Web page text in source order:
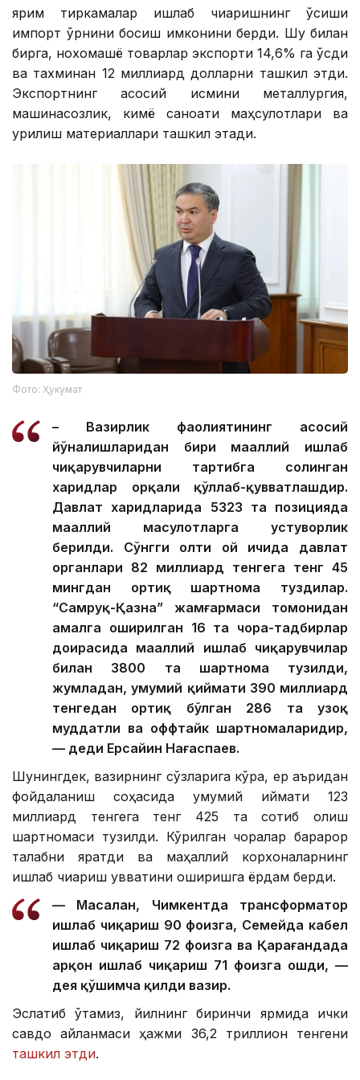
ярим тиркамалар ишлаб чиқаришнинг ўсиши
импорт ўрнини босиш имконини берди. Шу билан
бирга, нохомашё товарлар экспорти 14,6% га ўсди
ва тахминан 12 миллиард долларни ташкил этди.
Экспортнинг асосий қисмини металлургия,
машинасозлик, кимё саноати маҳсулотлари ва
қурилиш материаллари ташкил этади.
Фото: Ҳукумат
– Вазирлик фаолиятининг асосий
йўналишларидан бири маҳаллий ишлаб
чиқарувчиларни тартибга солинган
харидлар орқали қўллаб-қувватлашдир.
Давлат харидларида 5323 та позицияда
маҳаллий маҳсулотларга устуворлик
берилди. Сўнгги олти ой ичида давлат
органлари 82 миллиард тенгега тенг 45
мингдан ортиқ шартнома туздилар.
“Самруқ-Қазна” жамғармаси томонидан
амалга оширилган 16 та чора-тадбирлар
доирасида маҳаллий ишлаб чиқарувчилар
билан 3800 та шартнома тузилди,
жумладан, умумий қиймати 390 миллиард
тенгедан ортиқ бўлган 286 та узоқ
муддатли ва оффтайк шартномаларидир,
— деди Ерсайин Нағаспаев.
Шунингдек, вазирнинг сўзларига кўра, ер қаъридан
фойдаланиш соҳасида умумий қиймати 123
миллиард тенгега тенг 425 та сотиб олиш
шартномаси тузилди. Кўрилган чоралар барқарор
талабни яратди ва маҳаллий корхоналарнинг
ишлаб чиқариш қувватини оширишга ёрдам берди.
— Масалан, Чимкентда трансформатор
ишлаб чиқариш 90 фоизга, Семейда кабел
ишлаб чиқариш 72 фоизга ва Қарағандада
арқон ишлаб чиқариш 71 фоизга ошди, —
дея қўшимча қилди вазир.
Эслатиб ўтамиз, йилнинг биринчи ярмида ички
савдо айланмаси ҳажми 36,2 триллион тенгени
ташкил этди.